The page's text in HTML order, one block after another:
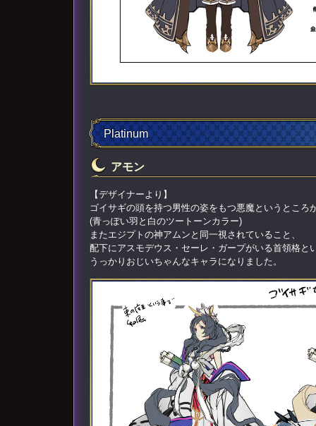
Platinum
アモン
【デザイナーより】
ゴイサギの頭を持つ男性の姿をもつ悪魔というとこ
(青っぽい羽と白のツートーンカラー)
またエジプトの神アムンと同一視されていること、
配下にアスモデウス・セーレ・ガープがいる首領格と
うっかりおじいちゃんなキャラになりました。